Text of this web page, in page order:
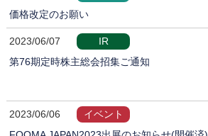
価格改定のお願い
2023/06/07
IR
第76期定時株主総会招集ご通知
2023/06/06
イベント